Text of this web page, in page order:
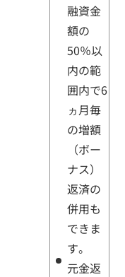
融資金
額の
50％以
内の範
囲内で6
ヵ月毎
の増額
（ボー
ナス）
返済の
併用も
できま
す。
元金返